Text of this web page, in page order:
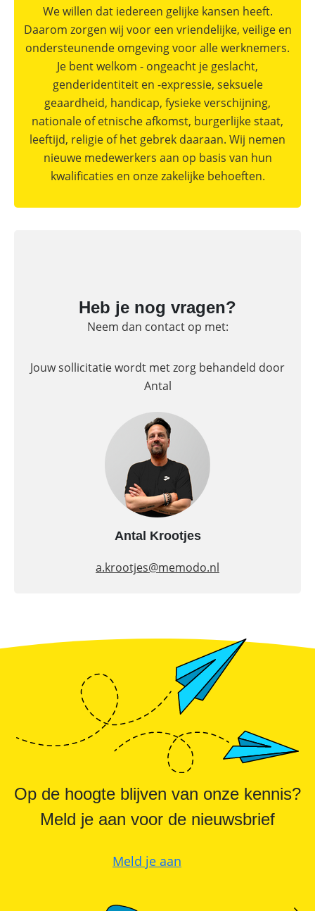
We willen dat iedereen gelijke kansen heeft.
Daarom zorgen wij voor een vriendelijke, veilige en
ondersteunende omgeving voor alle werknemers.
Je bent welkom - ongeacht je geslacht,
genderidentiteit en -expressie, seksuele
geaardheid, handicap, fysieke verschijning,
nationale of etnische afkomst, burgerlijke staat,
leeftijd, religie of het gebrek daaraan. Wij nemen
nieuwe medewerkers aan op basis van hun
kwalificaties en onze zakelijke behoeften.
Heb je nog vragen?
Neem dan contact op met:
Jouw sollicitatie wordt met zorg behandeld door
Antal
Antal Krootjes
a.krootjes@memodo.nl
Op de hoogte blijven van onze kennis?
Meld je aan voor de nieuwsbrief
Meld je aan